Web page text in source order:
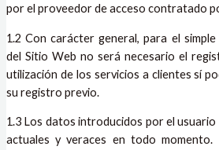
por el proveedor de acceso contratado
1.2 Con carácter general, para el
del Sitio Web no será necesario el
utilización de los servicios a clientes sí
su registro previo.
1.3 Los datos introducidos por el
actuales y veraces en todo momento.